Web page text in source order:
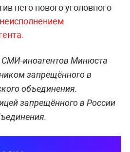
него нового уголовного
неисполнением
иноагентов Минюста
запрещённого в
объединения.
запрещённого в России